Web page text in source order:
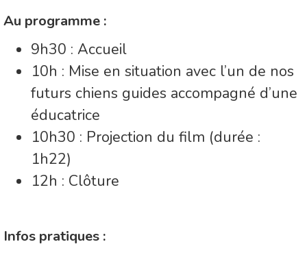
Au programme :
9h30 : Accueil
10h : Mise en situation avec l’un de nos
futurs chiens guides accompagné d’une
éducatrice
10h30 : Projection du film (durée :
1h22)
12h : Clôture
Infos pratiques :